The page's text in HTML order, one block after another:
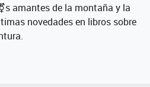
amantes de la montaña y la
novedades en libros sobre